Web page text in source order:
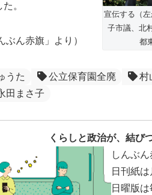
宣伝する（
子市議、北
都
。
ぶん赤旗」より）
うた 公立保育園全廃 村
田まさ子
くらしと政治が、結び
しんぶ
日刊紙
日曜版